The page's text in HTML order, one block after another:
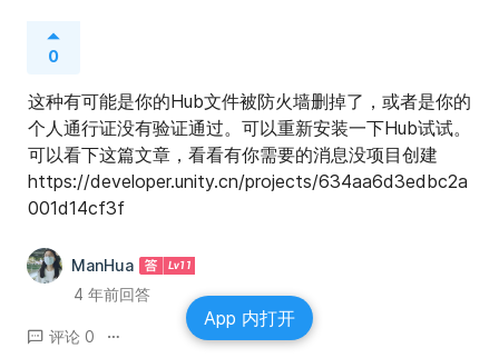
0
这种有可能是你的Hub文件被防火墙删掉了，或者是你的
个人通行证没有验证通过。可以重新安装一下Hub试试。
可以看下这篇文章，看看有你需要的消息没项目创建
https://developer.unity.cn/projects/634aa6d3edbc2a
001d14cf3f
ManHua
4 年前回答
评论 0
App 内打开